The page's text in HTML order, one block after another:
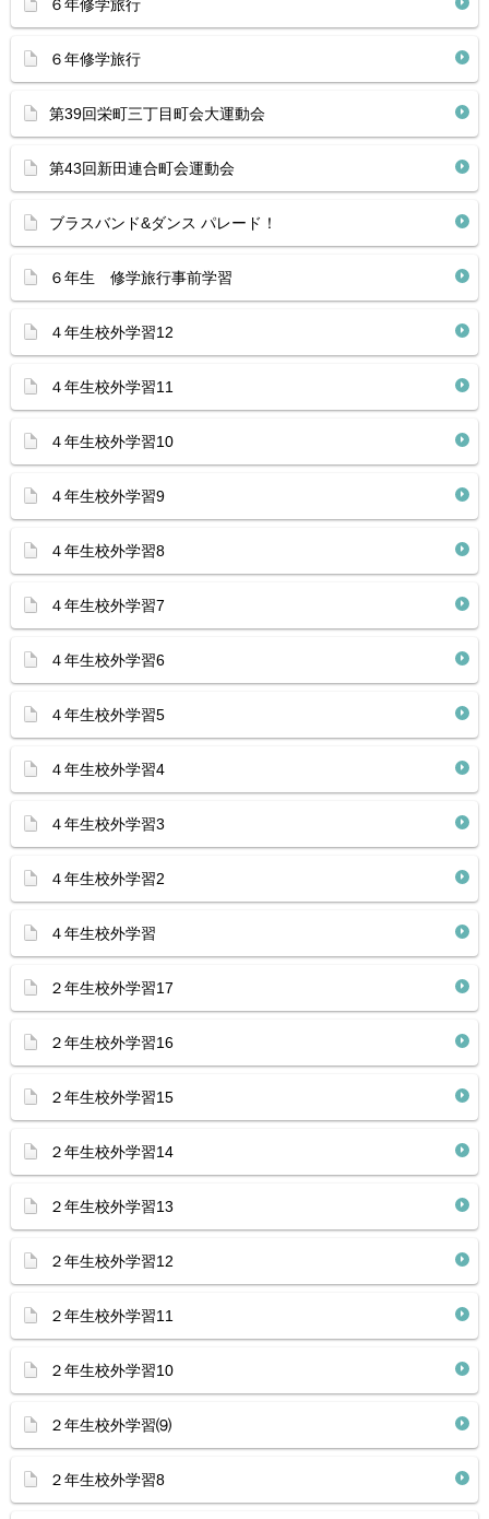
６年修学旅行
６年修学旅行
第39回栄町三丁目町会大運動会
第43回新田連合町会運動会
ブラスバンド&ダンス パレード！
６年生 修学旅行事前学習
４年生校外学習12
４年生校外学習11
４年生校外学習10
４年生校外学習9
４年生校外学習8
４年生校外学習7
４年生校外学習6
４年生校外学習5
４年生校外学習4
４年生校外学習3
４年生校外学習2
４年生校外学習
２年生校外学習17
２年生校外学習16
２年生校外学習15
２年生校外学習14
２年生校外学習13
２年生校外学習12
２年生校外学習11
２年生校外学習10
２年生校外学習⑼
２年生校外学習8